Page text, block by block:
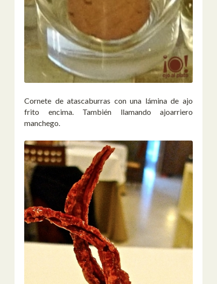
Cornete de atascaburras con una lámina de ajo
frito encima. También llamando ajoarriero
manchego.